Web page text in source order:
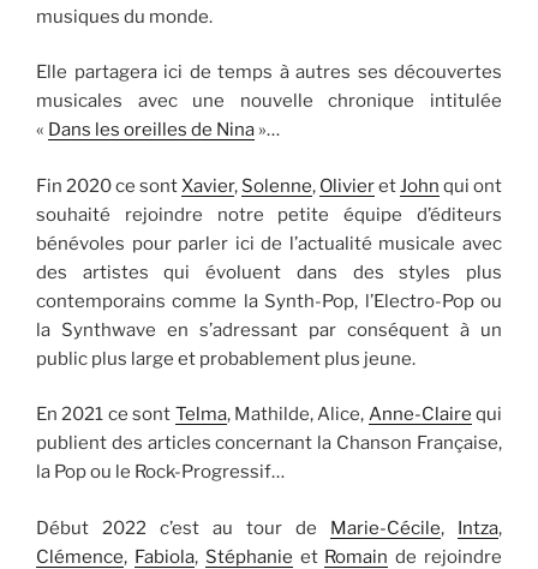
musiques du monde.
Elle partagera ici de temps à autres ses découvertes
musicales avec une nouvelle chronique intitulée
« Dans les oreilles de Nina »…
Fin 2020 ce sontXavier, Solenne, OlivieretJohn qui ont
souhaité rejoindre notre petite équipe d’éditeurs
bénévoles pour parler ici de l’actualité musicale avec
des artistes qui évoluent dans des styles plus
contemporains comme la Synth-Pop, l’Electro-Pop ou
la Synthwave en s’adressant par conséquent à un
public plus large et probablement plus jeune.
En 2021 ce sont Telma, Mathilde, Alice, Anne-Claire qui
publient des articles concernant la Chanson Française,
la Pop ou le Rock-Progressif…
Début 2022 c’est au tour de Marie-Cécile, Intza,
Clémence, Fabiola, Stéphanie et Romain de rejoindre